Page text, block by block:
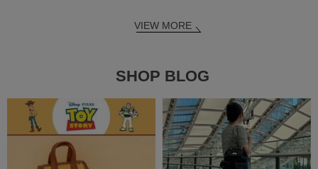
VIEW MORE
SHOP BLOG